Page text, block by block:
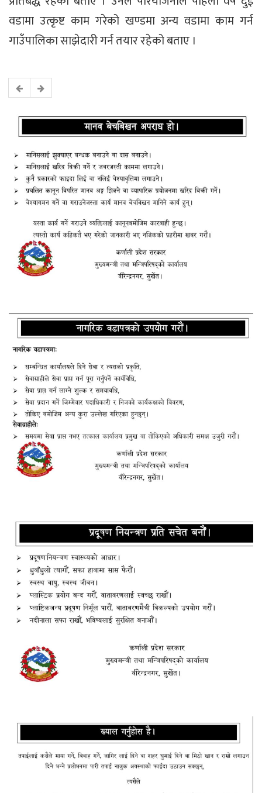
वडामा उत्कृष्ट काम गरेको खण्डमा अन्य वडामा काम गर्न
गाउँपालिका साझेदारी गर्न तयार रहेको बताए ।